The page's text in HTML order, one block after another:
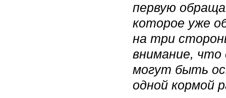
первую
которое уже
на три
внимание, что
могут быть
одной кормой